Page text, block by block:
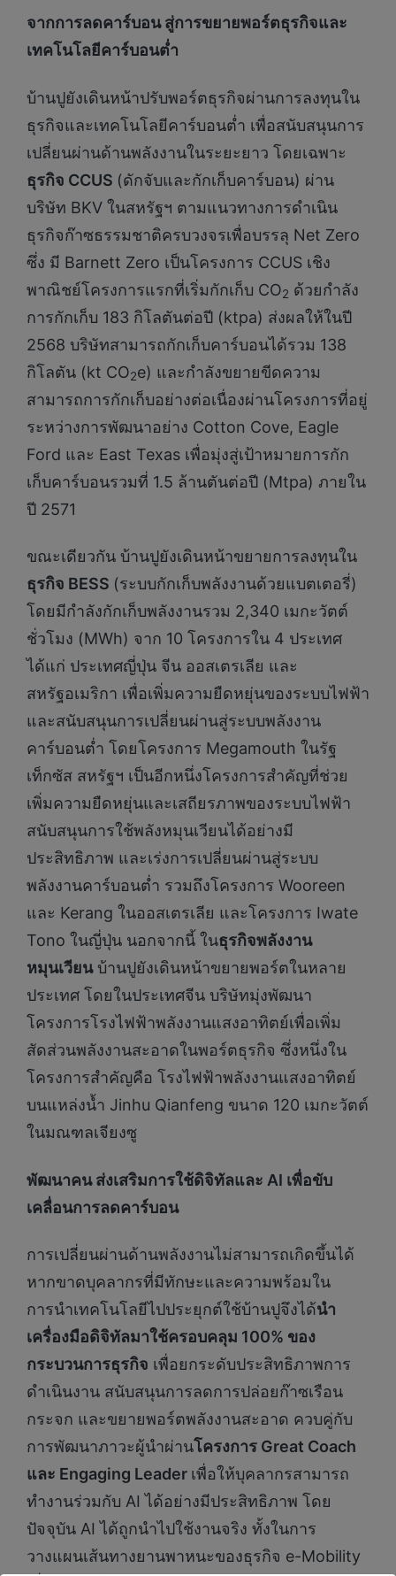
จากการลดคาร์บอน สู่การขยายพอร์ตธุรกิจและ
เทคโนโลยีคาร์บอนต่ำ
บ้านปูยังเดินหน้าปรับพอร์ตธุรกิจผ่านการลงทุนใน
ธุรกิจและเทคโนโลยีคาร์บอนต่ำ เพื่อสนับสนุนการ
เปลี่ยนผ่านด้านพลังงานในระยะยาว โดยเฉพาะ
ธุรกิจ CCUS (ดักจับและกักเก็บคาร์บอน) ผ่าน
บริษัท BKV ในสหรัฐฯ ตามแนวทางการดำเนิน
ธุรกิจก๊าซธรรมชาติครบวงจรเพื่อบรรลุ Net Zero
ซึ่ง มี Barnett Zero เป็นโครงการ CCUS เชิง
พาณิชย์โครงการแรกที่เริ่มกักเก็บ CO2 ด้วยกำลัง
การกักเก็บ 183 กิโลตันต่อปี (ktpa) ส่งผลให้ในปี
2568 บริษัทสามารถกักเก็บคาร์บอนได้รวม 138
กิโลตัน (kt CO2e) และกำลังขยายขีดความ
สามารถการกักเก็บอย่างต่อเนื่องผ่านโครงการที่อยู่
ระหว่างการพัฒนาอย่าง Cotton Cove, Eagle
Ford และ East Texas เพื่อมุ่งสู่เป้าหมายการกัก
เก็บคาร์บอนรวมที่ 1.5 ล้านตันต่อปี (Mtpa) ภายใน
ปี 2571
ขณะเดียวกัน บ้านปูยังเดินหน้าขยายการลงทุนใน
ธุรกิจ BESS (ระบบกักเก็บพลังงานด้วยแบตเตอรี่)
โดยมีกำลังกักเก็บพลังงานรวม 2,340 เมกะวัตต์
ชั่วโมง (MWh) จาก 10 โครงการใน 4 ประเทศ
ได้แก่ ประเทศญี่ปุ่น จีน ออสเตรเลีย และ
สหรัฐอเมริกา เพื่อเพิ่มความยืดหยุ่นของระบบไฟฟ้า
และสนับสนุนการเปลี่ยนผ่านสู่ระบบพลังงาน
คาร์บอนต่ำ โดยโครงการ Megamouth ในรัฐ
เท็กซัส สหรัฐฯ เป็นอีกหนึ่งโครงการสำคัญที่ช่วย
เพิ่มความยืดหยุ่นและเสถียรภาพของระบบไฟฟ้า
สนับสนุนการใช้พลังหมุนเวียนได้อย่างมี
ประสิทธิภาพ และเร่งการเปลี่ยนผ่านสู่ระบบ
พลังงานคาร์บอนต่ำ รวมถึงโครงการ Wooreen
และ Kerang ในออสเตรเลีย และโครงการ Iwate
Tono ในญี่ปุ่น นอกจากนี้ ในธุรกิจพลังงาน
หมุนเวียนบ้านปูยังเดินหน้าขยายพอร์ตในหลาย
ประเทศ โดยในประเทศจีน บริษัทมุ่งพัฒนา
โครงการโรงไฟฟ้าพลังงานแสงอาทิตย์เพื่อเพิ่ม
สัดส่วนพลังงานสะอาดในพอร์ตธุรกิจ ซึ่งหนึ่งใน
โครงการสำคัญคือ โรงไฟฟ้าพลังงานแสงอาทิตย์
บนแหล่งน้ำ Jinhu Qianfeng ขนาด 120 เมกะวัตต์
ในมณฑลเจียงซู
พัฒนาคน ส่งเสริมการใช้ดิจิทัลและ AI เพื่อขับ
เคลื่อนการลดคาร์บอน
การเปลี่ยนผ่านด้านพลังงานไม่สามารถเกิดขึ้นได้
หากขาดบุคลากรที่มีทักษะและความพร้อมใน
การนำเทคโนโลยีไปประยุกต์ใช้บ้านปูจึงได้นำ
เครื่องมือดิจิทัลมาใช้ครอบคลุม 100% ของ
กระบวนการธุรกิจ เพื่อยกระดับประสิทธิภาพการ
ดำเนินงาน สนับสนุนการลดการปล่อยก๊าซเรือน
กระจก และขยายพอร์ตพลังงานสะอาด ควบคู่กับ
การพัฒนาภาวะผู้นำผ่านโครงการ Great Coach
และ Engaging Leader เพื่อให้บุคลากรสามารถ
ทำงานร่วมกับ AI ได้อย่างมีประสิทธิภาพ โดย
ปัจจุบัน AI ได้ถูกนำไปใช้งานจริง ทั้งในการ
วางแผนเส้นทางยานพาหนะของธุรกิจ e-Mobility